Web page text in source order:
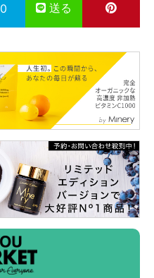
0 送る